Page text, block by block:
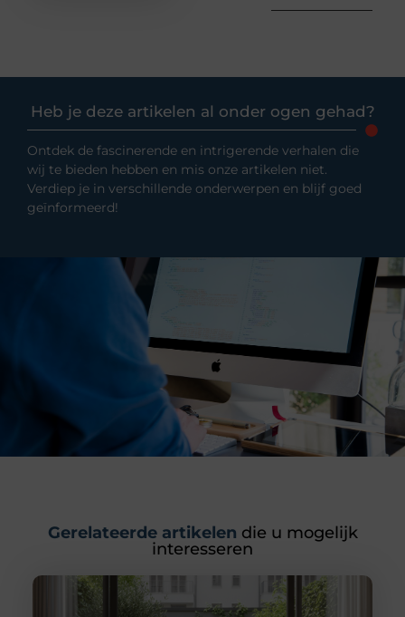
Heb je deze artikelen al onder ogen gehad?
Ontdek de fascinerende en intrigerende verhalen die
wij te bieden hebben en mis onze artikelen niet.
Verdiep je in verschillende onderwerpen en blijf goed
geïnformeerd!
Gerelateerde artikelen die u mogelijk
interesseren